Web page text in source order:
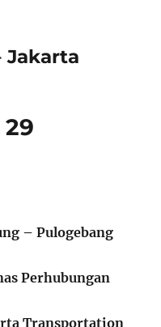
Jakarta
– Pulogebang
Perhubungan
Transportation